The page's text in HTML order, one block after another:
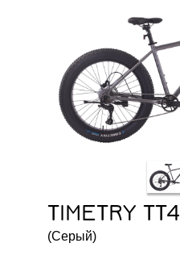
TIMETRY
(Серый)